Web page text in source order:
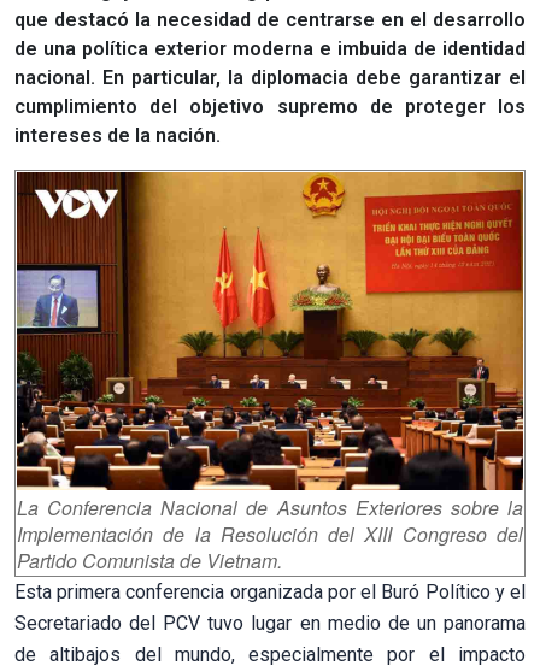
que destacó la necesidad de centrarse en el desarrollo
de una política exterior moderna e imbuida de identidad
nacional. En particular, la diplomacia debe garantizar el
cumplimiento del objetivo supremo de proteger los
intereses de la nación.
La Conferencia Nacional de Asuntos Exteriores sobre la
Implementación de la Resolución del XIII Congreso del
Partido Comunista de Vietnam.
Esta primera conferencia organizada por el Buró Político y el
Secretariado del PCV tuvo lugar en medio de un panorama
de altibajos del mundo, especialmente por el impacto